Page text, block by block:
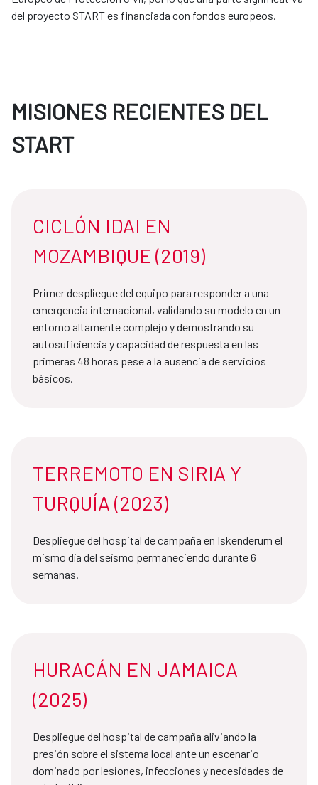
del proyecto START es financiada con fondos europeos.
MISIONES RECIENTES DEL
START
CICLÓN IDAI EN
MOZAMBIQUE (2019)
Primer despliegue del equipo para responder a una
emergencia internacional, validando su modelo en un
entorno altamente complejo y demostrando su
autosuficiencia y capacidad de respuesta en las
primeras 48 horas pese a la ausencia de servicios
básicos.
TERREMOTO EN SIRIA Y
TURQUÍA (2023)
Despliegue del hospital de campaña en Iskenderum el
mismo día del seísmo permaneciendo durante 6
semanas.
HURACÁN EN JAMAICA
(2025)
Despliegue del hospital de campaña aliviando la
presión sobre el sistema local ante un escenario
dominado por lesiones, infecciones y necesidades de